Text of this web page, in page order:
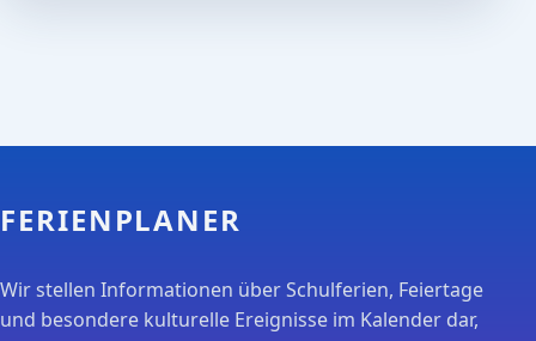
FERIENPLANER
Wir stellen Informationen über Schulferien, Feiertage
und besondere kulturelle Ereignisse im Kalender dar,